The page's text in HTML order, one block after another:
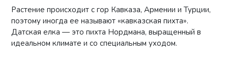
Растение происходит с гор Кавказа, Армении и Турции,
поэтому иногда ее называют «кавказская пихта».
Датская елка — это пихта Нордмана, выращенный в
идеальном климате и со специальным уходом.